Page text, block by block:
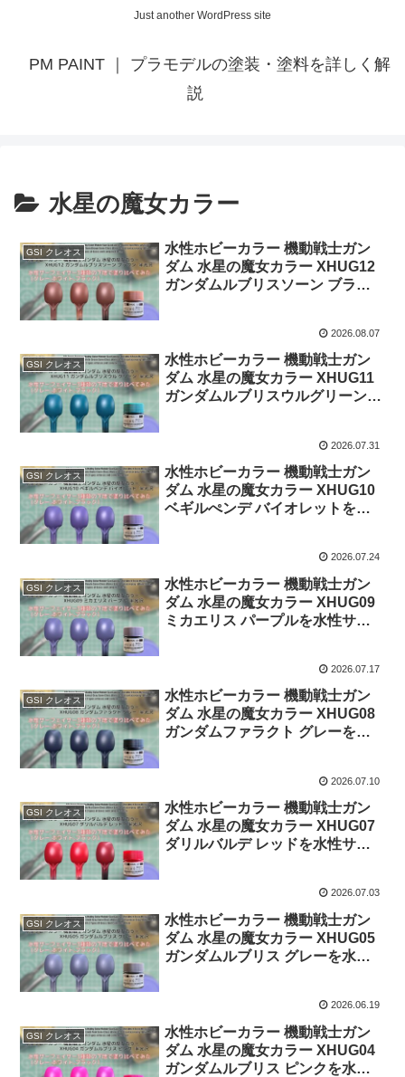
Just another WordPress site
PM PAINT ｜ プラモデルの塗装・塗料を詳しく解
説
水星の魔女カラー
GSI クレオス
水性ホビーカラー 機動戦士ガン
ダム 水星の魔女カラー XHUG12
ガンダムルブリスソーン ブラウ
2026.08.07
GSI クレオス
水性ホビーカラー 機動戦士ガン
ダム 水星の魔女カラー XHUG11
ガンダムルブリスウルグリーンを
2026.07.31
GSI クレオス
水性ホビーカラー 機動戦士ガン
ダム 水星の魔女カラー XHUG10
ベギルぺンデ バイオレットを水
2026.07.24
GSI クレオス
水性ホビーカラー 機動戦士ガン
ダム 水星の魔女カラー XHUG09
ミカエリス パープルを水性サー
2026.07.17
GSI クレオス
水性ホビーカラー 機動戦士ガン
ダム 水星の魔女カラー XHUG08
ガンダムファラクト グレーを水
2026.07.10
GSI クレオス
水性ホビーカラー 機動戦士ガン
ダム 水星の魔女カラー XHUG07
ダリルバルデ レッドを水性サー
2026.07.03
GSI クレオス
水性ホビーカラー 機動戦士ガン
ダム 水星の魔女カラー XHUG05
ガンダムルブリス グレーを水性
2026.06.19
GSI クレオス
水性ホビーカラー 機動戦士ガン
ダム 水星の魔女カラー XHUG04
ガンダムルブリス ピンクを水性